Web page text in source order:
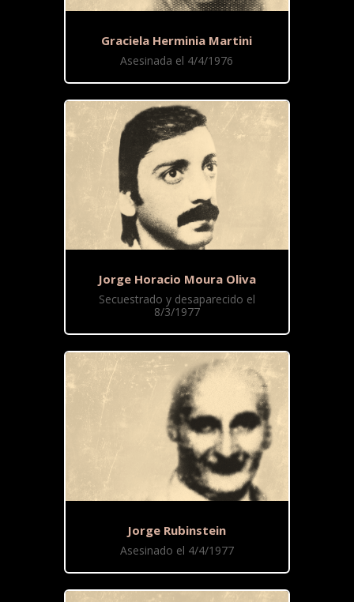
Graciela Herminia Martini
Asesinada el 4/4/1976
Jorge Horacio Moura Oliva
Secuestrado y desaparecido el
8/3/1977
Jorge Rubinstein
Asesinado el 4/4/1977